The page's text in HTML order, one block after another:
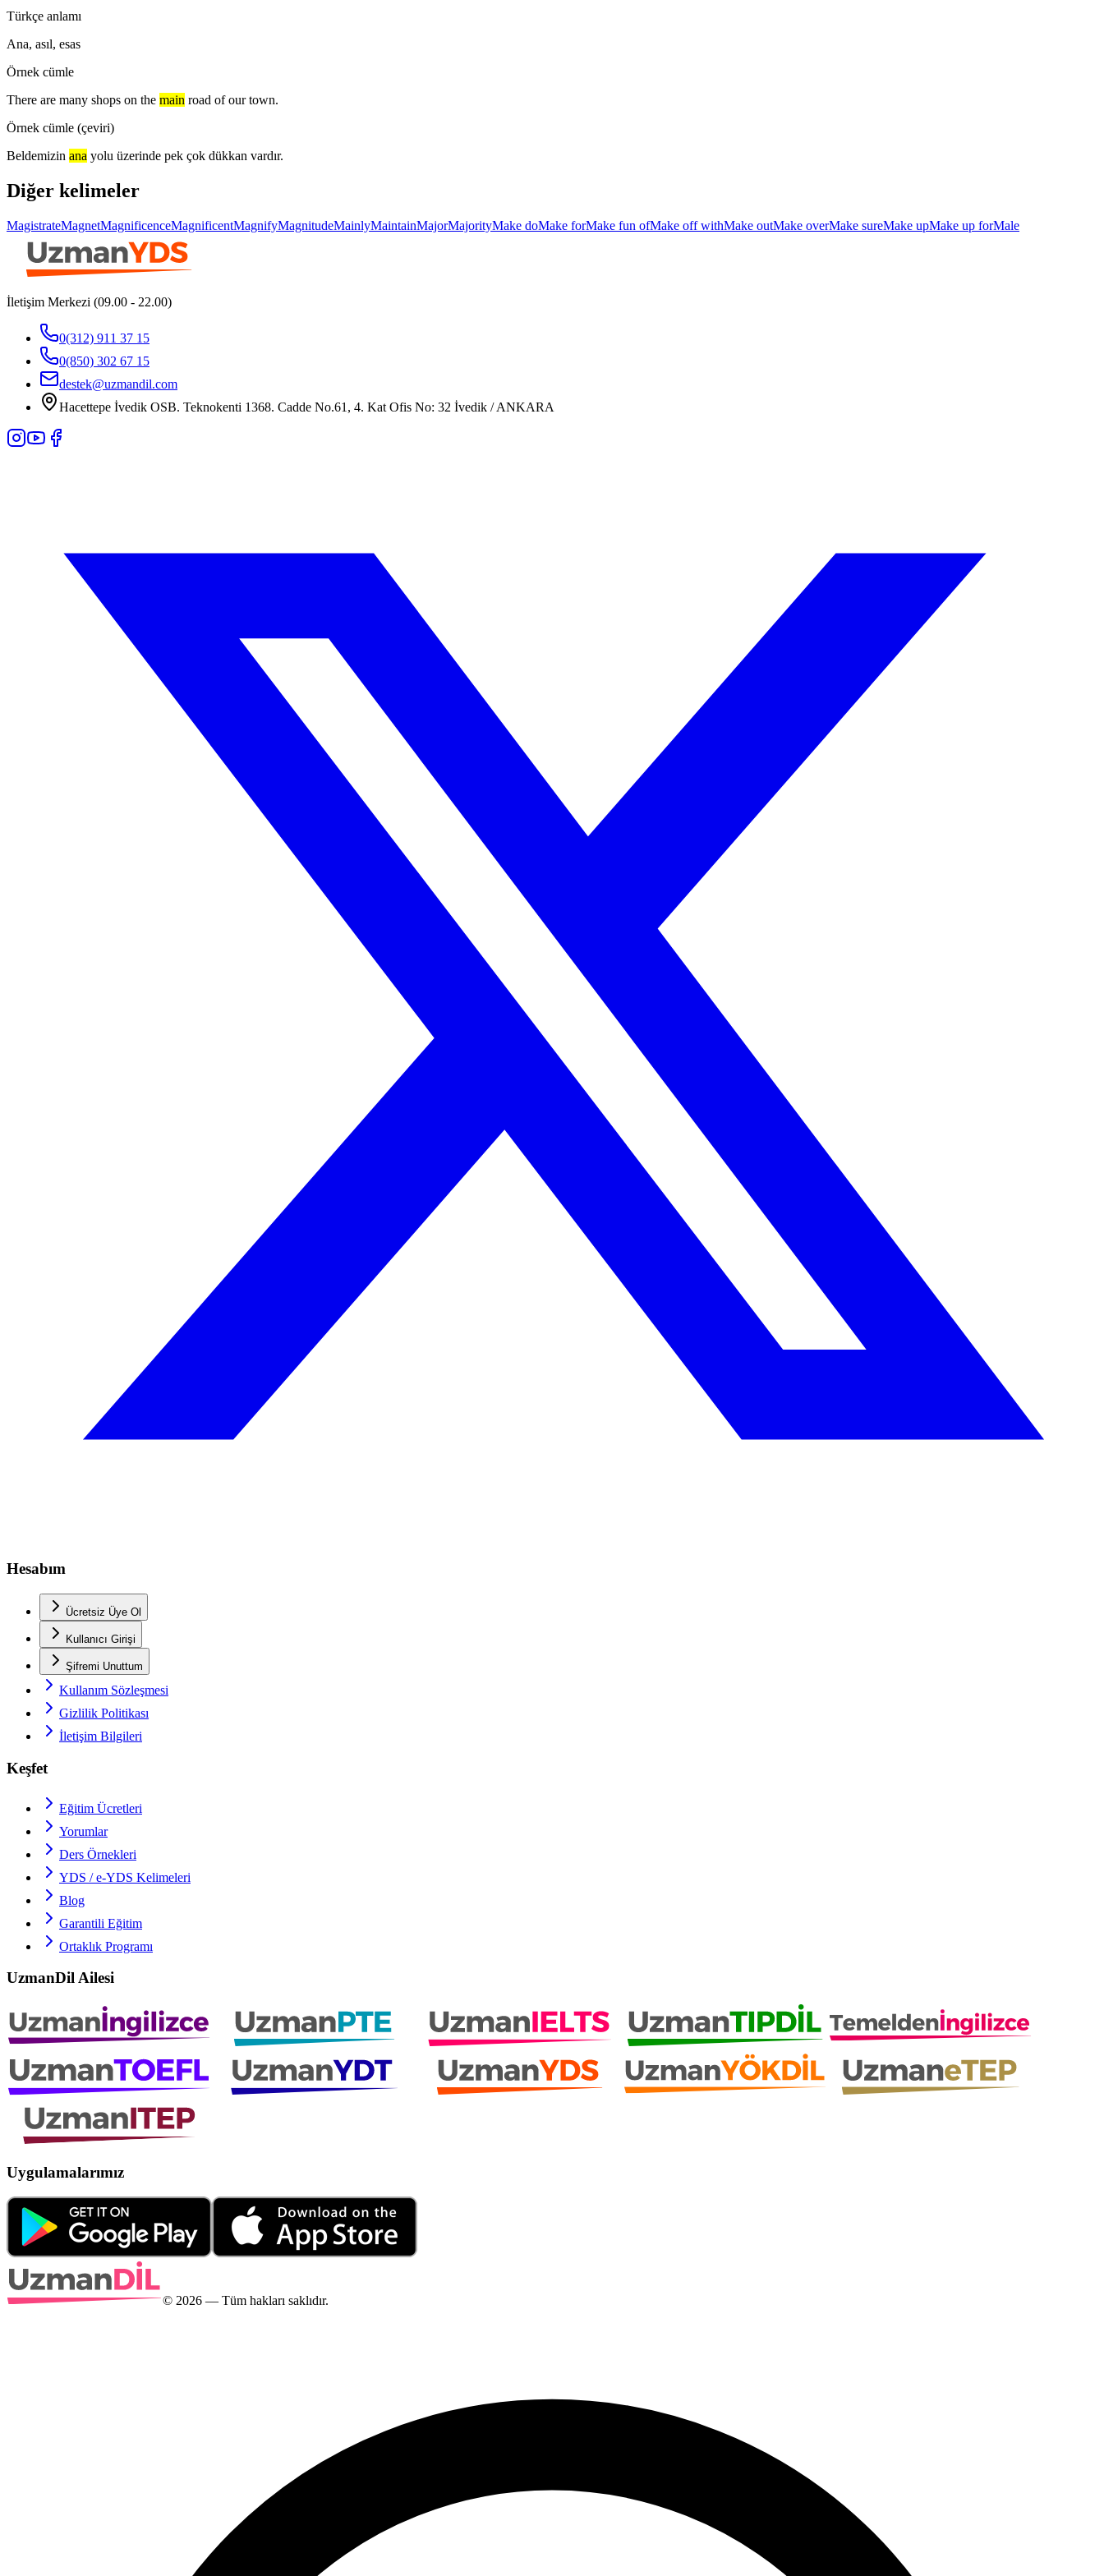
Türkçe anlamı
Ana, asıl, esas
Örnek cümle
There are many shops on the main road of our town.
Örnek cümle (çeviri)
Beldemizin ana yolu üzerinde pek çok dükkan vardır.
Diğer kelimeler
MagistrateMagnetMagnificenceMagnificentMagnifyMagnitudeMainlyMaintainMajorMajorityMake doMake forMake fun ofMake off withMake outMake overMake sureMake upMake up forMale
İletişim Merkezi (09.00 - 22.00)
0(312) 911 37 15
0(850) 302 67 15
destek@uzmandil.com
Hacettepe İvedik OSB. Teknokenti 1368. Cadde No.61, 4. Kat Ofis No: 32 İvedik / ANKARA
Hesabım
Ücretsiz Üye Ol
Kullanıcı Girişi
Şifremi Unuttum
Kullanım Sözleşmesi
Gizlilik Politikası
İletişim Bilgileri
Keşfet
Eğitim Ücretleri
Yorumlar
Ders Örnekleri
YDS / e-YDS Kelimeleri
Blog
Garantili Eğitim
Ortaklık Programı
UzmanDil Ailesi
Uygulamalarımız
© 2026 — Tüm hakları saklıdır.